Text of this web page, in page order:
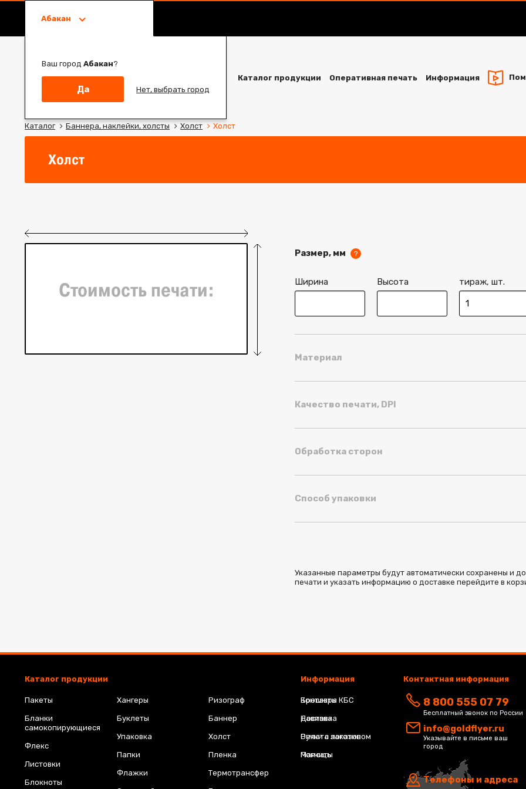
Абакан
Ваш город Абакан?
Да Нет, выбрать город
Каталог продукции Оперативная печать Информация
Каталог Баннера, наклейки, холсты Холст Холст
Холст
Стоимость печати:
Размер, мм
Ширина Высота тираж, шт.
Материал
Качество печати, DPI
Обработка сторон
Способ упаковки
Указанные параметры будут автоматически сохранены и
печати и указать информацию о доставке перейдите в
Каталог продукции
Пакеты
Бланки
самокопирующиеся
Флекс
Листовки
Блокноты
Хангеры
Буклеты
Упаковка
Папки
Флажки
Ризограф
Баннер
Холст
Пленка
Термотрансфер
Брошюра КБС
Навивка
Ручки с логотипом
Магниты
Информация
Контакты
Доставка
Оплата заказов
Помощь
Контактная информация
8 800 555 07 79
Бесплатный звонок по России
info@goldflyer.ru
Указывайте в письме ваш
город
Телефоны и адреса